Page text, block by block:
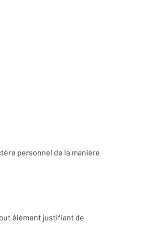
personnel de la manière
élément justifiant de